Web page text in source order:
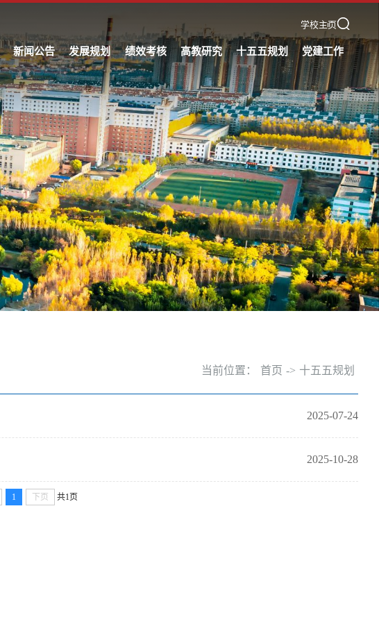
学校主页
新闻公告 发展规划 绩效考核 高教研究 十五五规划 党建工作
当前位置： 首页 -> 十五五规划
2025-07-24
2025-10-28
1 下页 共1页